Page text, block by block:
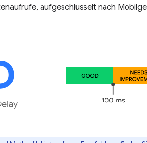
aufgeschlüsselt nach